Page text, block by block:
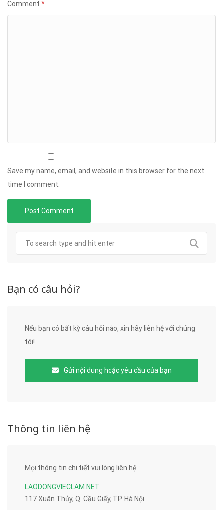
Comment *
Save my name, email, and website in this browser for the next
time I comment.
Bạn có câu hỏi?
Nếu bạn có bất kỳ câu hỏi nào, xin hãy liên hệ với chúng
tôi!
Gửi nội dung hoặc yêu cầu của bạn
Thông tin liên hệ
Mọi thông tin chi tiết vui lòng liên hệ
LAODONGVIECLAM.NET
117 Xuân Thủy, Q. Cầu Giấy, TP. Hà Nội